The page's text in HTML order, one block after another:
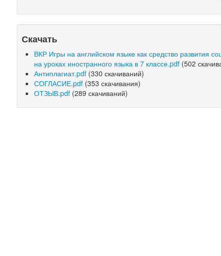
Скачать
ВКР Игры на английском языке как средство развития
на уроках иностранного языка в 7 классе.pdf (502
Антиплагиат.pdf (330 скачиваний)
СОГЛАСИЕ.pdf (353 скачивания)
ОТЗЫВ.pdf (289 скачиваний)